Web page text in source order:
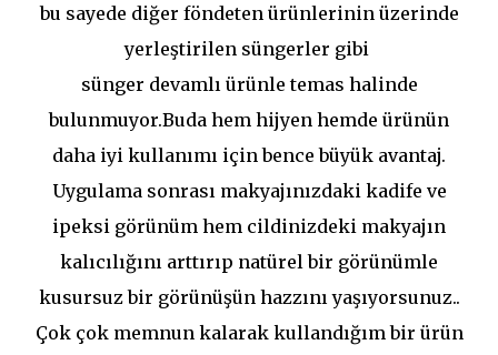
bu sayede diğer föndeten ürünlerinin üzerinde
yerleştirilen süngerler gibi
sünger devamlı ürünle temas halinde
bulunmuyor.Buda hem hijyen hemde ürünün
daha iyi kullanımı için bence büyük avantaj.
Uygulama sonrası makyajınızdaki kadife ve
ipeksi görünüm hem cildinizdeki makyajın
kalıcılığını arttırıp natürel bir görünümle
kusursuz bir görünüşün hazzını yaşıyorsunuz..
Çok çok memnun kalarak kullandığım bir ürün